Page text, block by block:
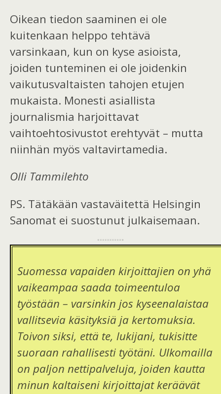
Oikean tiedon saaminen ei ole
kuitenkaan helppo tehtävä
varsinkaan, kun on kyse asioista,
joiden tunteminen ei ole joidenkin
vaikutusvaltaisten tahojen etujen
mukaista. Monesti asiallista
journalismia harjoittavat
vaihtoehtosivustot erehtyvät – mutta
niinhän myös valtavirtamedia.
Olli Tammilehto
PS. Tätäkään vastaväitettä Helsingin
Sanomat ei suostunut julkaisemaan.
Suomessa vapaiden kirjoittajien on yhä
vaikeampaa saada toimeentuloa
työstään – varsinkin jos kyseenalaistaa
vallitsevia käsityksiä ja kertomuksia.
Toivon siksi, että te, lukijani, tukisitte
suoraan rahallisesti työtäni. Ulkomailla
on paljon nettipalveluja, joiden kautta
minun kaltaiseni kirjoittajat keräävät